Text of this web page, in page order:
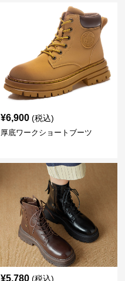
¥6,900 (税込)
厚底ワークショートブーツ
¥5,780 (税込)